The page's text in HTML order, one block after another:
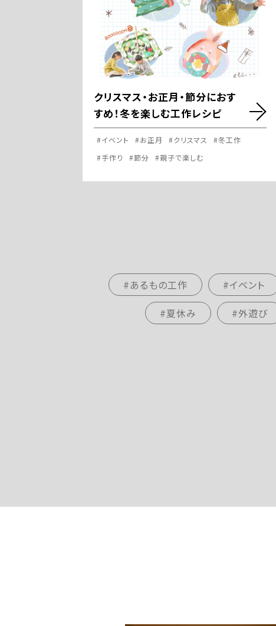
クリスマス・お正月・節分におす
すめ！冬を楽しむ工作レシピ
#イベント #お正月 #クリスマス
#冬工作
#手作り
#節分 #親子で楽しむ
#あるもの工作 #イベント
#夏休み
#外遊び